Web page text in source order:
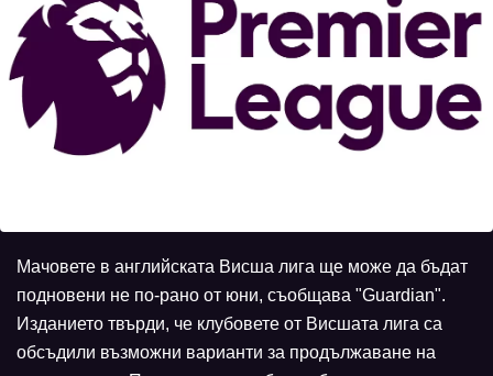
Мачовете в английската Висша лига ще може да бъдат
подновени не по-рано от юни, съобщава "Guardian".
Изданието твърди, че клубовете от Висшата лига са
обсъдили възможни варианти за продължаване на